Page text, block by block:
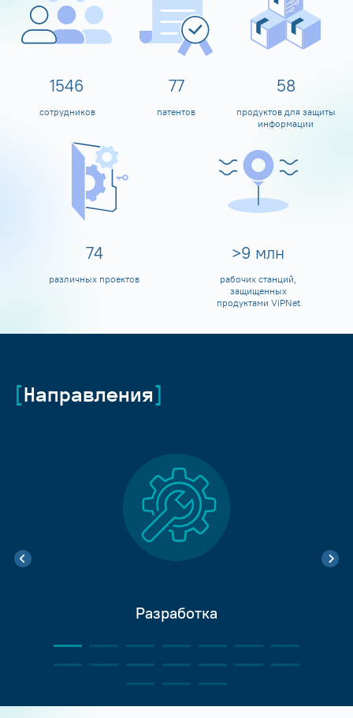
1600
сотрудников
80
патентов
60
продуктов для защиты
информации
80
различных проектов
>10 млн
рабочих станций,
защищенных
продуктами ViPNet
Направления
Разработка